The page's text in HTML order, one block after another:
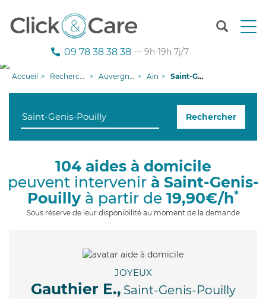
T
n
g
i
09 78 38 38 38 — 9h-19h 7j/7
Accueil Recherche aide à domicile Auvergne-Rhône-Alpes Ain Saint-Genis-Pouilly
Rechercher
104 aides à domicile
peuvent intervenir à Saint-Genis-
Pouilly à partir de 19,90€/h*
Sous réserve de leur disponibilité au moment de la demande
JOYEUX
Gauthier E., Saint-Genis-Pouilly